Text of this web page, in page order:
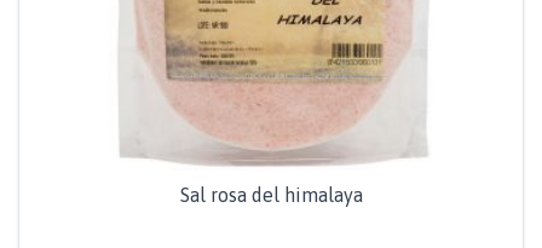
Sal rosa del himalaya